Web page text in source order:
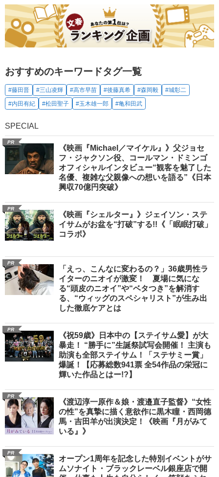
おすすめのキーワードタグ一覧
#藤田晋 #三山凌輝 #高市早苗 #後藤真希 #森岡毅
#城彰二
#内田有紀
#松田聖子 #玉木雄一郎 #亀和田武
SPECIAL
PR
《映画『Michael／マイケル』》父ジョセ
フ・ジャクソン役、コールマン・ドミンゴ
オフィシャルインタビュー“観客を魅了した
名優、複雑な父親像への想いを語る”《日本
興収70億円突破》
PR
《映画『シェルター』》ジェイソン・ステ
イサムがお盆を“打破”する!!《「眠眠打破」
コラボ》
PR
「えっ、こんなに変わるの？」36歳男性ラ
イターのニオイが激変！ 夏場に気にな
る“頭皮のニオイ”や“ベタつき”を解消す
る、“ウィッグのスペシャリスト”が生み出
した徹底ケアとは
PR
《祝59歳》日本中の【ステイサム愛】が大
暴走！ “勝手に”生誕祭試写会開催！ 主演も
助演も全部ステイサム！「ステサミー賞」
爆誕！【応募総数941票 全54作品の栄冠に
輝いた作品とはー!?】
PR
《渡辺淳一原作＆娘・渡邉直子監督》“女性
の性”を真摯に描く意欲作に黒木瞳・西岡德
馬・吉田羊が出演決定！《映画『月がみて
いる』》
PR
オープン1周年を記念した特別イベントがサ
ムソナイト・ブラックレーベル銀座店で開